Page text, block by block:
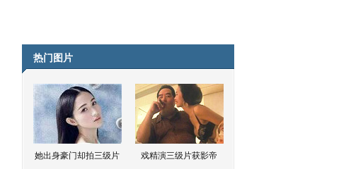
热门图片
她出身豪门却拍三级片 戏精演三级片获影帝